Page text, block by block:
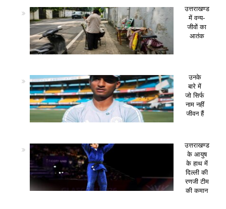
उत्तराखण्ड
में वन्य-
जीवों का
आतंक
उनके
बारे में
जो सिर्फ
नाम नहीं
जीवन हैं
उत्तराखण्ड
के आयुष
के हाथ में
दिल्ली की
रणजी टीम
की कमान